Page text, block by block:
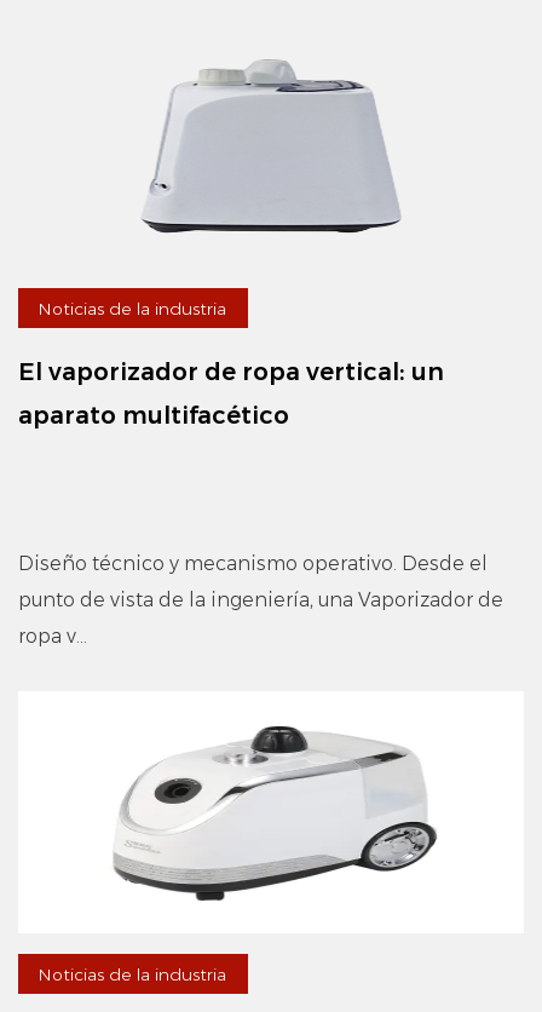
Noticias de la industria
El vaporizador de ropa vertical: un
aparato multifacético
Diseño técnico y mecanismo operativo. Desde el
punto de vista de la ingeniería, una Vaporizador de
ropa v...
Noticias de la industria